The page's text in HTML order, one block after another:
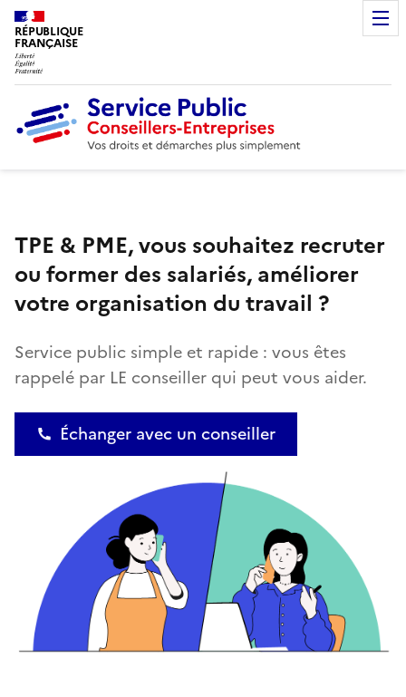
RÉPUBLIQUE
FRANÇAISE
TPE & PME, vous souhaitez recruter
ou former des salariés, améliorer
votre organisation du travail ?
Service public simple et rapide : vous êtes
rappelé par LE conseiller qui peut vous aider.
Échanger avec un conseiller